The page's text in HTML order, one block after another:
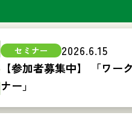
2026.6.15
【参加者募集中】 「ワー
ナー」